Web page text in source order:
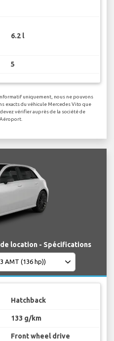
6.2 l
5
uniquement, nous ne pouvons
exacts du véhicule Mercedes Vito que
vérifier auprès de la société de
location - Spécifications
Hatchback
133 g/km
Front wheel drive